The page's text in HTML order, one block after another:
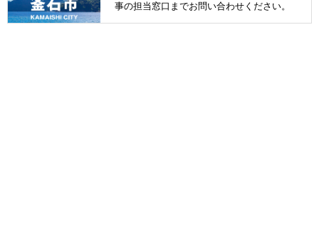
事の担当窓口までお問い合わせください。